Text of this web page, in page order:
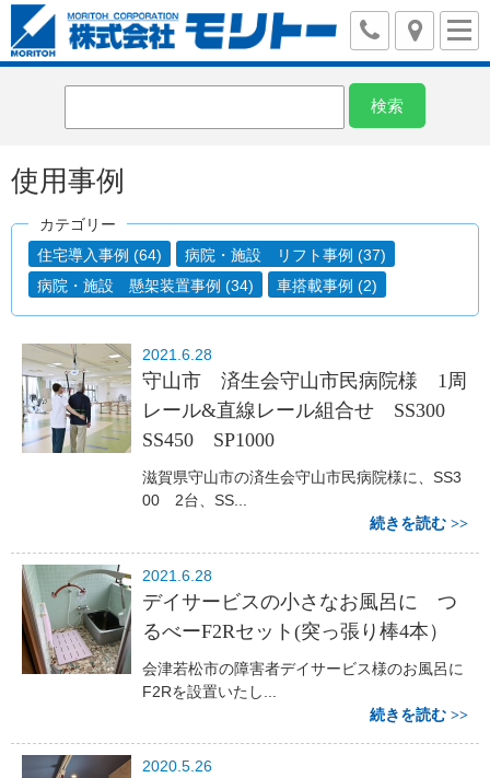
使用事例
カテゴリー
住宅導入事例 (64)
病院・施設 リフト事例 (37)
病院・施設 懸架装置事例 (34)
車搭載事例 (2)
2021.6.28
守山市 済生会守山市民病院様 1周
レール&直線レール組合せ SS300
SS450 SP1000
滋賀県守山市の済生会守山市民病院様に、SS3
00 2台、SS...
続きを読む
2021.6.28
デイサービスの小さなお風呂に つ
るべーF2Rセット(突っ張り棒4本）
会津若松市の障害者デイサービス様のお風呂に
F2Rを設置いたし...
続きを読む
2020.5.26